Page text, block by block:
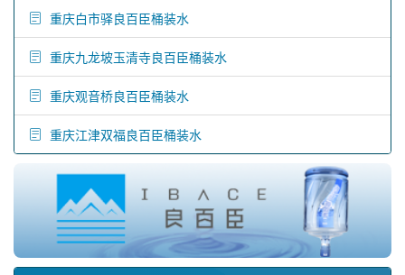
重庆白市驿良百臣桶装水
重庆九龙坡玉清寺良百臣桶装水
重庆观音桥良百臣桶装水
重庆江津双福良百臣桶装水